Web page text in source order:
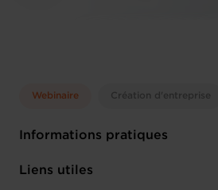
Webinaire Création d'entreprise
Informations pratiques
Lundi 6 Jan 2025
Liens utiles